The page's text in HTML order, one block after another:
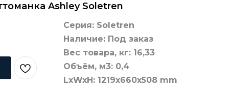
Ashley Soletren
Серия: Soletren
Наличие: Под заказ
Вес товара, кг: 16,33
Объём, м3: 0,4
LxWxH: 1219x660x508 mm